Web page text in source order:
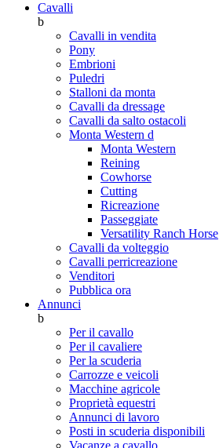
Cavalli
b
Cavalli in vendita
Pony
Embrioni
Puledri
Stalloni da monta
Cavalli da dressage
Cavalli da salto ostacoli
Monta Western d
Monta Western
Reining
Cowhorse
Cutting
Ricreazione
Passeggiate
Versatility Ranch Horse
Cavalli da volteggio
Cavalli perricreazione
Venditori
Pubblica ora
Annunci
b
Per il cavallo
Per il cavaliere
Per la scuderia
Carrozze e veicoli
Macchine agricole
Proprietà equestri
Annunci di lavoro
Posti in scuderia disponibili
Vacanze a cavallo